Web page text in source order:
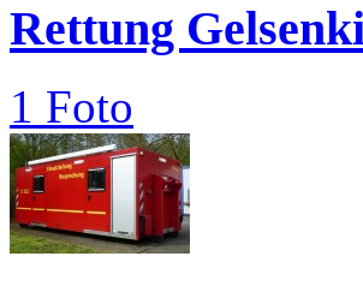
Rettung
1 Foto